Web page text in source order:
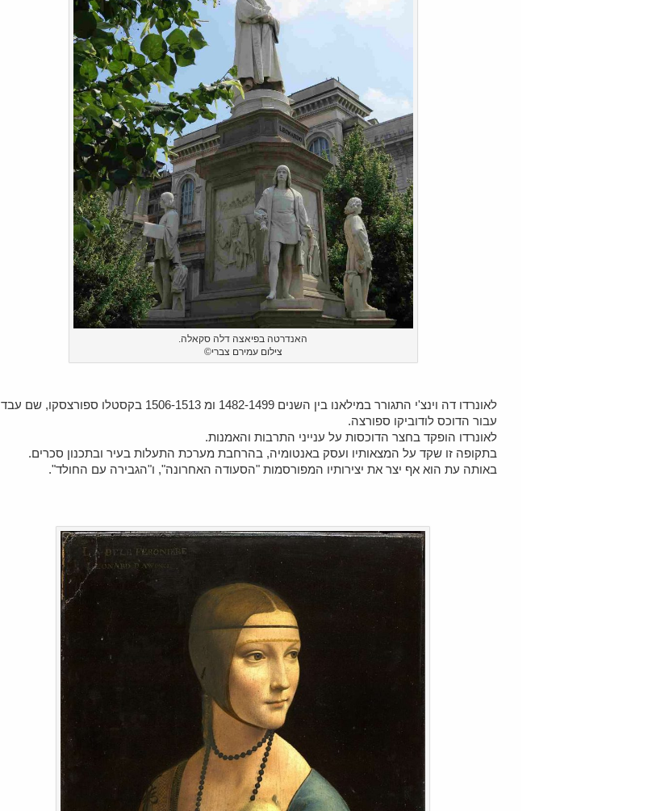
האנדרטה בפיאצה דלה סקאלה.
צילום עמירם צברי©
לאונרדו דה וינצ'י התגורר במילאנו בין השנים 1482-1499 ומ 1506-1513 בקסטלו ספורצסקו, שם עבד
עבור הדוכס לודוביקו ספורצה.
לאונרדו הופקד בחצר הדוכסות על ענייני התרבות והאמנות.
בתקופה זו שקד על המצאותיו ועסק באנטומיה, בהרחבת מערכת התעלות בעיר ובתכנון סכרים.
באותה עת הוא אף יצר את יצירותיו המפורסמות "הסעודה האחרונה", ו"הגבירה עם החולד".